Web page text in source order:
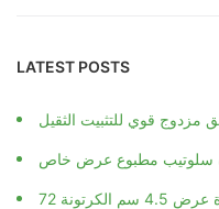
LATEST POSTS
قوي للتثبيت الثقيل
سلوتيب مطبوع عرض خاص
سعر بكرة سلوتب كريستال 60 ياردة عرض 4.5 سم الكرتونة 72